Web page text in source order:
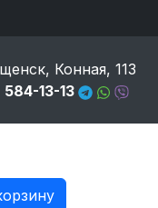
Конная, 113
13-13